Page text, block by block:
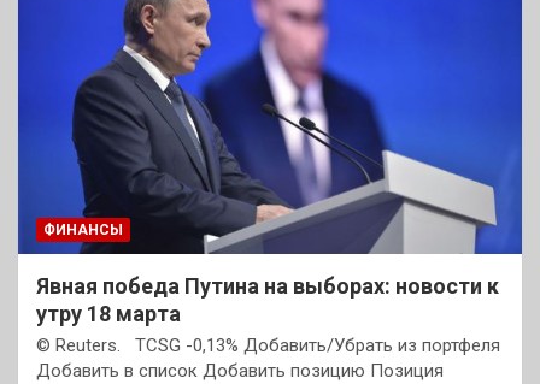
ФИНАНСЫ
Явная победа Путина на выборах: новости к
утру 18 марта
© Reuters. TCSG -0,13% Добавить/Убрать из портфеля
Добавить в список Добавить позицию Позиция